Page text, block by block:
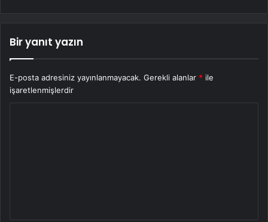
Bir yanıt yazın
E-posta adresiniz yayınlanmayacak. Gerekli alanlar * ile
işaretlenmişlerdir